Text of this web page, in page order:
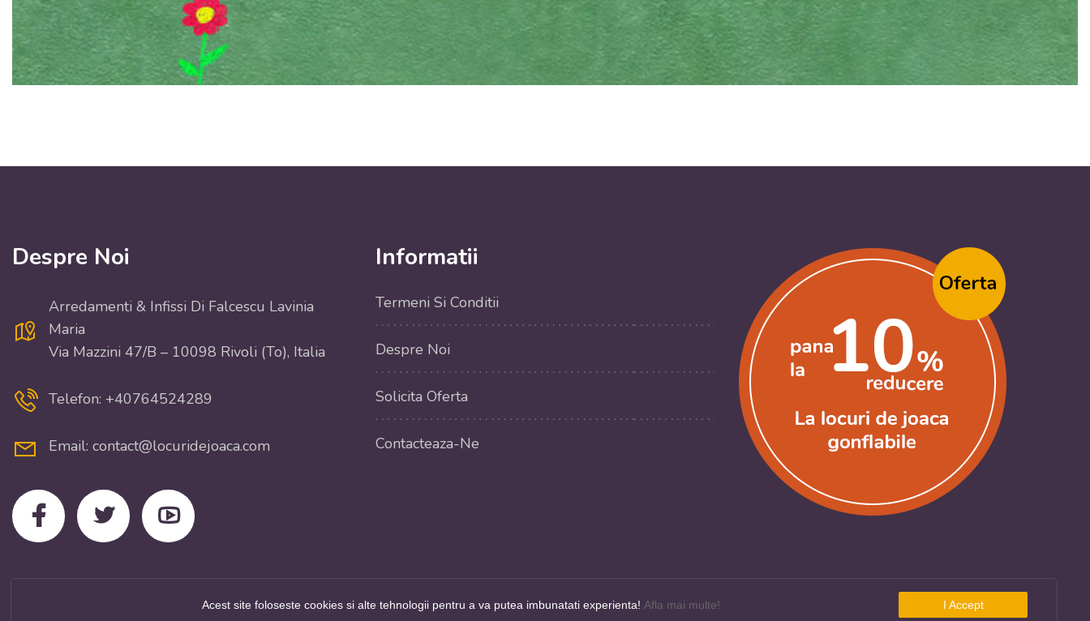
Despre Noi
Arredamenti & Infissi Di Falcescu Lavinia
Maria
Via Mazzini 47/B – 10098 Rivoli (To), Italia
Telefon: +40764524289
Email: contact@locuridejoaca.com
Informatii
Termeni Si Conditii
Despre Noi
Solicita Oferta
Contacteaza-Ne
Acest site foloseste cookies si alte tehnologii pentru a va putea imbunatati experienta! Afla mai multe! I Accept